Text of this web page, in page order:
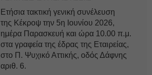
Ετήσια τακτική γενική συνέλευση
της Κέκροψ την 5η Ιουνίου 2026,
ημέρα Παρασκευή και ώρα 10.00 π.μ.
στα γραφεία της έδρας της Εταιρείας,
στο Π. Ψυχικό Αττικής, οδός Δάφνης
αριθ. 6.